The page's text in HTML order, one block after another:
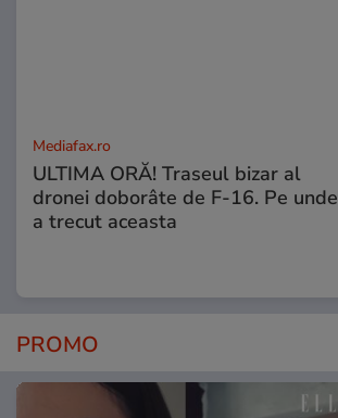
Mediafax.ro
ULTIMA ORĂ! Traseul bizar al
dronei doborâte de F-16. Pe unde
a trecut aceasta
PROMO